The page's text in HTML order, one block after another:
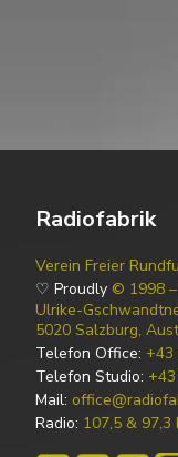
Radiofabrik
Verein Freier
♡ Proudly © 1998
Ulrike-
5020 Salzburg,
Telefon Office: +43
Telefon Studio:
Mail:
Radio: 107,5 & 97,3